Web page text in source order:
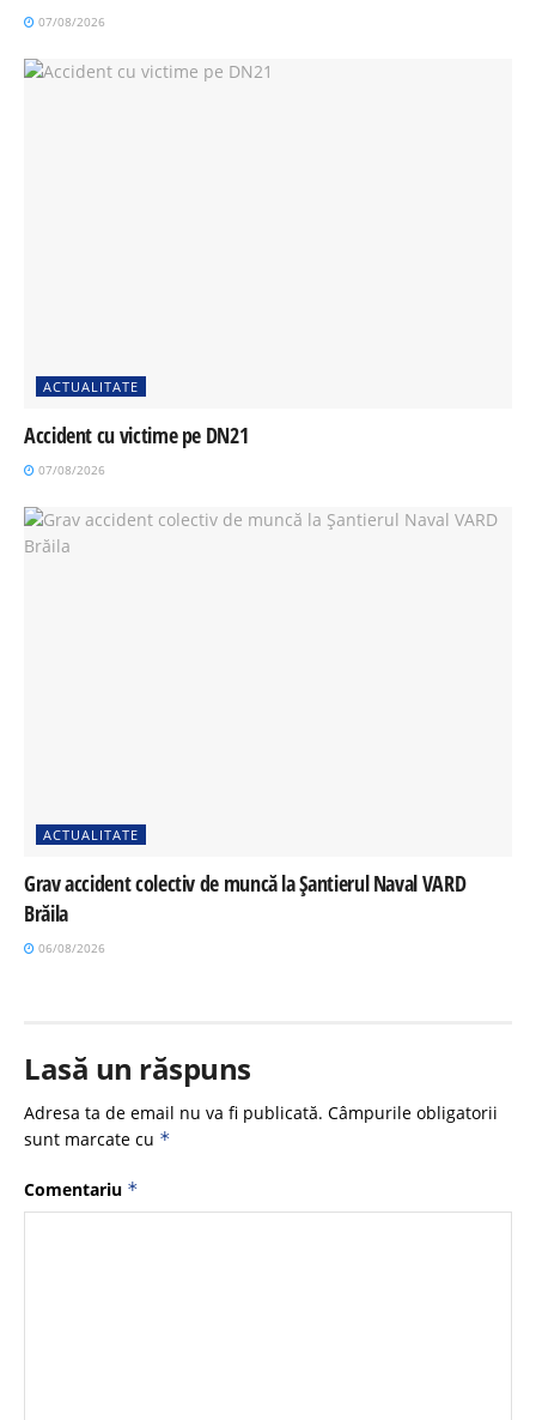
07/08/2026
ACTUALITATE
Accident cu victime pe DN21
07/08/2026
ACTUALITATE
Grav accident colectiv de muncă la Șantierul Naval VARD
Brăila
06/08/2026
Lasă un răspuns
Adresa ta de email nu va fi publicată. Câmpurile obligatorii
sunt marcate cu *
Comentariu *